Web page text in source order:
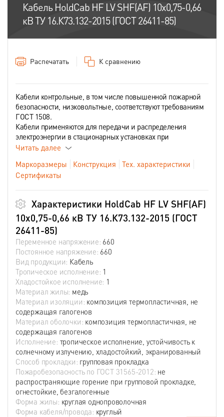
Кабель HoldCab HF LV SHF(AF) 10х0,75-0,66
кВ ТУ 16.К73.132-2015 (ГОСТ 26411-85)
Распечатать К сравнению
Кабели контрольные, в том числе повышенной пожарной
безопасности, низковольтные, соответствуют требованиям
ГОСТ 1508.
Кабели применяются для передачи и распределения
электроэнергии в стационарных установках при
Читать далее
Маркоразмеры
Конструкция
Тех. характеристики
Сертификаты
Характеристики HoldCab HF LV SHF(AF)
10х0,75-0,66 кВ ТУ 16.К73.132-2015 (ГОСТ
26411-85)
Переменное напряжение: 660
Постоянное напряжение: 660
Вид продукции: Кабель
Тропическое исполнение: 1
Хладостойкое исполнение: 1
Материал жилы: медь
Материал изоляции: композиция термопластичная, не
содержащая галогенов
Материал оболочки: композиция термопластичная, не
содержащая галогенов
Исполнение: тропическое исполнение, устойчивость к
солнечному излучению, хладостойкий, экранированный
Способ прокладки: групповая прокладка
Пожаробезопасность по ГОСТ 31565-2012: не
распространяющие горение при групповой прокладке,
огнестойкие, безгалогенные
Форма жилы: круглая однопроволочная
Форма кабеля/провода: круглый